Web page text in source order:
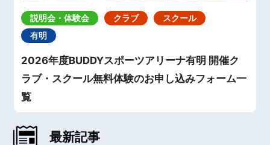
説明会・体験会 クラブ
スクール
有明
2026年度BUDDYスポーツアリーナ有明 開催ク
ラブ・スクール無料体験のお申し込みフォーム一
覧
最新記事